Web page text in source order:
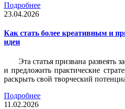
Подробнее
23.04.2026
Как стать более креативным и
идеи
Эта статья призвана развеять
и предложить практические
раскрыть свой творческий
Подробнее
11.02.2026